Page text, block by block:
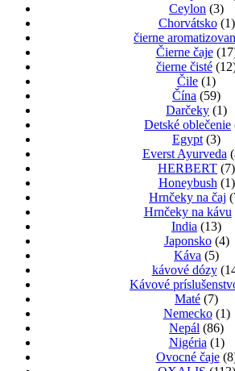
Ceylon (3)
Chorvátsko (1)
čierne
Čierne čaje
čierne čisté
Čile (1)
Čína (59)
Darčeky (1)
Detské oblečenie
Egypt (3)
Everst Ayurveda
HERBERT (7)
Honeybush (1)
Hrnčeky na čaj
Hrnčeky na kávu
India (13)
Japonsko (4)
Káva (5)
kávové dózy
Kávové
Maté (7)
Nemecko (1)
Nepál (86)
Nigéria (1)
Ovocné čaje